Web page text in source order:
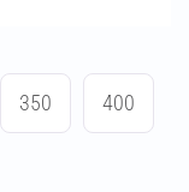
350 400